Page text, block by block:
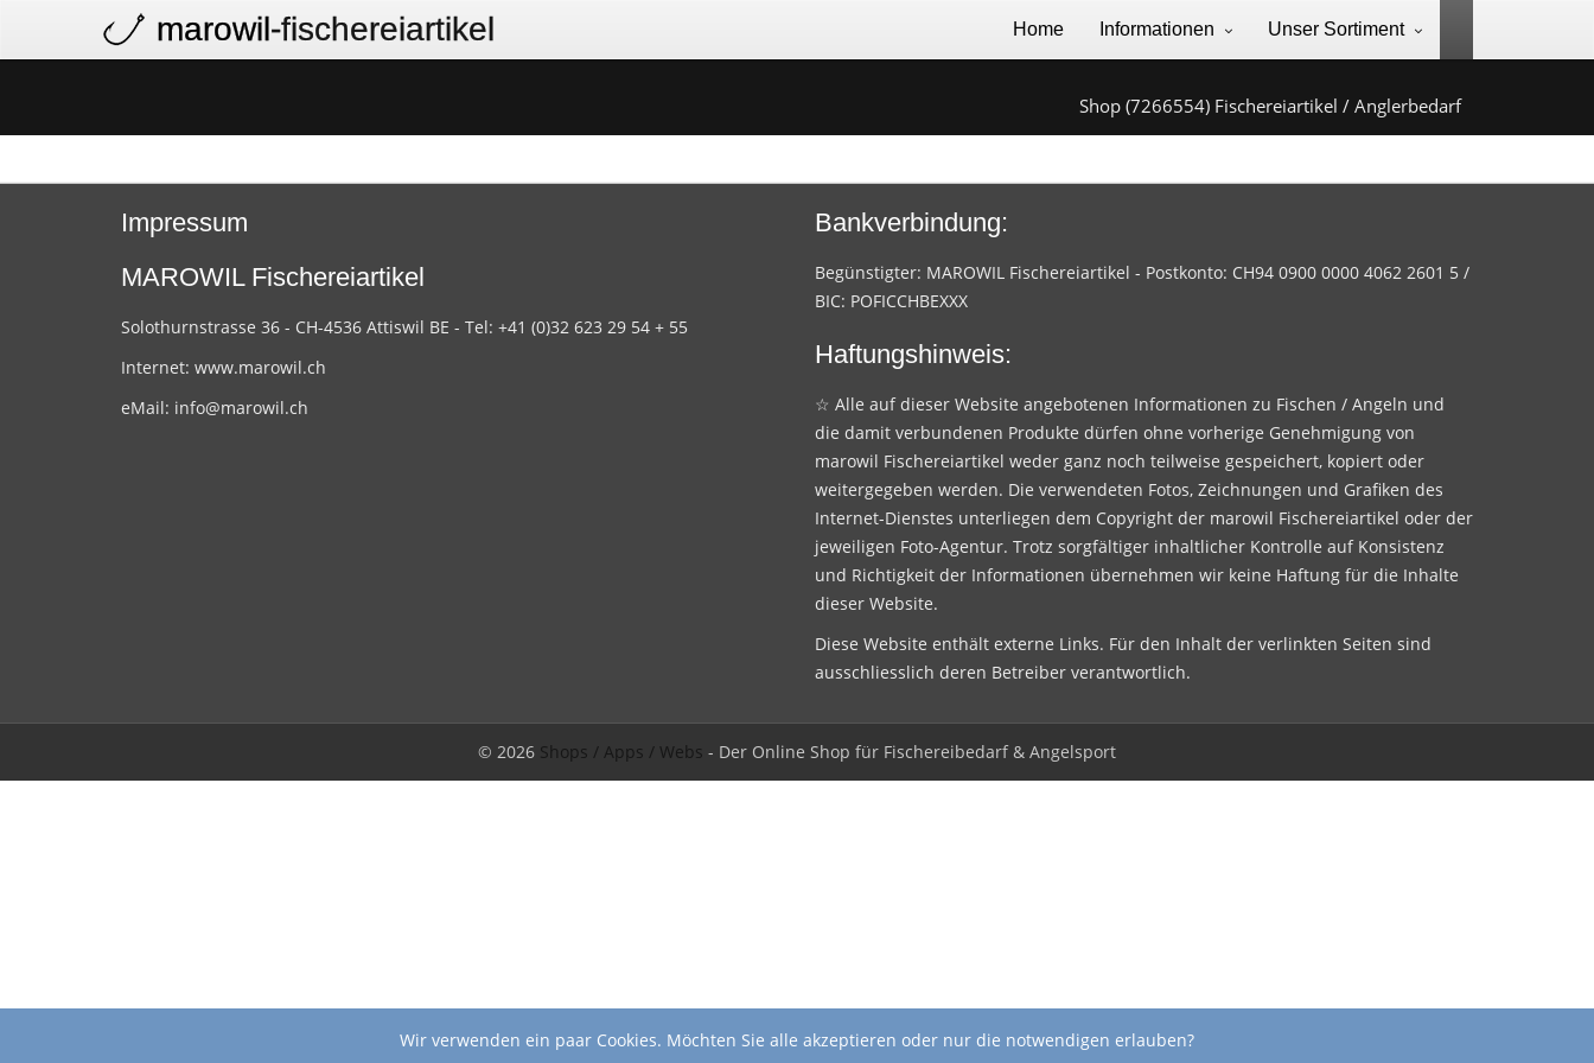
marowil-fischereiartikel Home Informationen Unser Sortiment
Shop (7266554) Fischereiartikel / Anglerbedarf
Impressum
MAROWIL Fischereiartikel
Solothurnstrasse 36 - CH-4536 Attiswil BE - Tel: +41 (0)32 623 29 54 + 55
Internet: www.marowil.ch
eMail: info@marowil.ch
Bankverbindung:
Begünstigter: MAROWIL Fischereiartikel - Postkonto: CH94 0900 0000 4062 2601 5 /
BIC: POFICCHBEXXX
Haftungshinweis:
☆ Alle auf dieser Website angebotenen Informationen zu Fischen / Angeln und
die damit verbundenen Produkte dürfen ohne vorherige Genehmigung von
marowil Fischereiartikel weder ganz noch teilweise gespeichert, kopiert oder
weitergegeben werden. Die verwendeten Fotos, Zeichnungen und Grafiken des
Internet-Dienstes unterliegen dem Copyright der marowil Fischereiartikel oder der
jeweiligen Foto-Agentur. Trotz sorgfältiger inhaltlicher Kontrolle auf Konsistenz
und Richtigkeit der Informationen übernehmen wir keine Haftung für die Inhalte
dieser Website.
Diese Website enthält externe Links. Für den Inhalt der verlinkten Seiten sind
ausschliesslich deren Betreiber verantwortlich.
© 2026 Shops / Apps / Webs - Der Online Shop für Fischereibedarf & Angelsport
Wir verwenden ein paar Cookies. Möchten Sie alle akzeptieren oder nur die notwendigen erlauben?